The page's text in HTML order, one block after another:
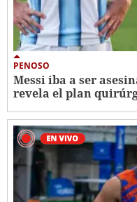
PENOSO
Messi iba a ser
revela el plan